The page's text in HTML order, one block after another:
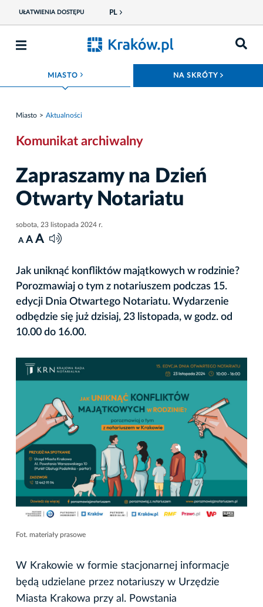
UŁATWIENIA DOSTĘPU PL
MIASTO ROZWIŃ MENU NA SKRÓTY
Miasto Aktualności
Komunikat archiwalny
Zapraszamy na Dzień
Otwarty Notariatu
sobota, 23 listopada 2024 r.
A A A
Jak uniknąć konfliktów majątkowych w rodzinie?
Porozmawiaj o tym z notariuszem podczas 15.
edycji Dnia Otwartego Notariatu. Wydarzenie
odbędzie się już dzisiaj, 23 listopada, w godz. od
10.00 do 16.00.
Fot. materiały prasowe
W Krakowie w formie stacjonarnej informacje
będą udzielane przez notariuszy w Urzędzie
Miasta Krakowa przy al. Powstania